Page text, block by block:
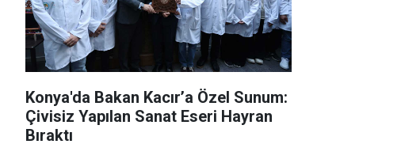
Konya'da Bakan Kacır’a Özel Sunum:
Çivisiz Yapılan Sanat Eseri Hayran
Bıraktı